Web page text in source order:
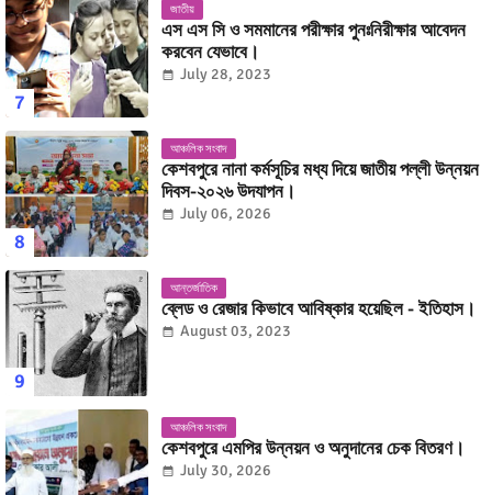
জাতীয়
এস এস সি ও সমমানের পরীক্ষার পুনঃনিরীক্ষার আবেদন
করবেন যেভাবে।
July 28, 2023
আঞ্চলিক সংবাদ
কেশবপুরে নানা কর্মসূচির মধ্য দিয়ে জাতীয় পল্লী উন্নয়ন
দিবস-২০২৬ উদযাপন।
July 06, 2026
আন্তর্জাতিক
ব্লেড ও রেজার কিভাবে আবিষ্কার হয়েছিল - ইতিহাস।
August 03, 2023
আঞ্চলিক সংবাদ
কেশবপুরে এমপির উন্নয়ন ও অনুদানের চেক বিতরণ।
July 30, 2026